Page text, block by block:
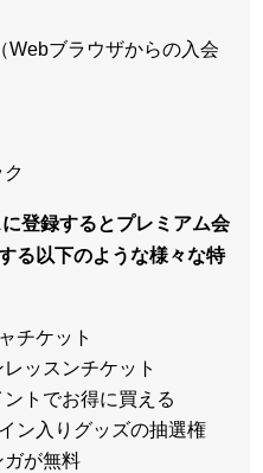
Webブラウザからの入会
登録するとプレミアム会
る以下のような様々な特
チケット
ッスンチケット
トでお得に買える
ン入りグッズの抽選権
ガが無料